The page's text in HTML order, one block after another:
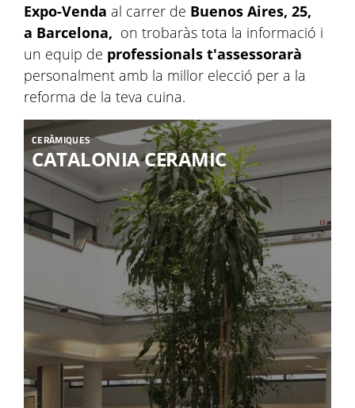
Expo-Venda al carrer de Buenos Aires, 25,
a Barcelona, on trobaràs tota la informació i
un equip de professionals t'assessorarà
personalment amb la millor elecció per a la
reforma de la teva cuina.
CERÀMIQUES
CATALONIA CERAMIC